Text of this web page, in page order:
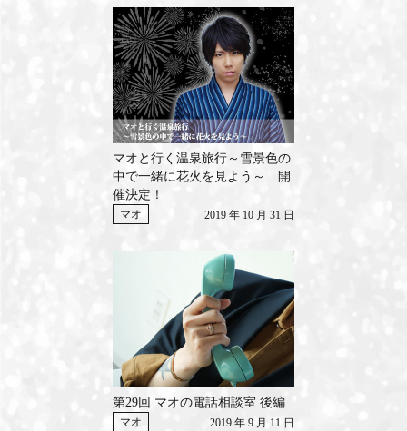
マオと行く温泉旅行～雪景色の
中で一緒に花火を見よう～ 開
催決定！
マオ
2019 年 10 月 31 日
第29回 マオの電話相談室 後編
マオ
2019 年 9 月 11 日